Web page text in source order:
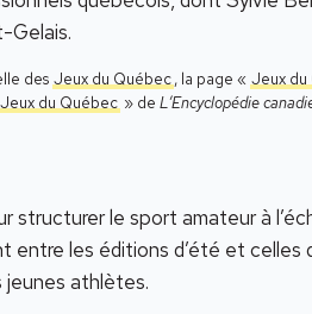
Gelais.
des Jeux du Québec, la page « Jeux
Jeux du Québec » de L’Encyclopédie
structurer le sport amateur à
entre les éditions d’été et celles
athlètes.